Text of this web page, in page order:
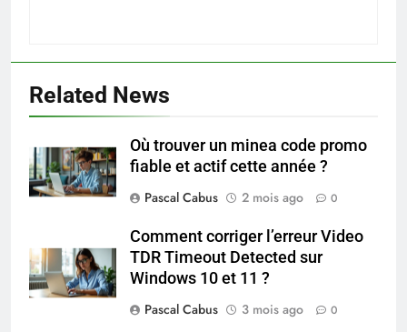
Related News
Où trouver un minea code promo
fiable et actif cette année ?
Pascal Cabus
2 mois ago 0
Comment corriger l’erreur Video
TDR Timeout Detected sur
Windows 10 et 11 ?
Pascal Cabus
3 mois ago 0
5
Infection chronique de l’oreille :
tout ce qu’il faut savoir sur les
6
peau éclatante grâce à The